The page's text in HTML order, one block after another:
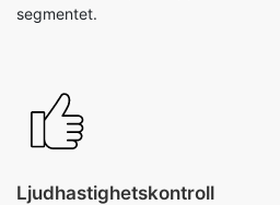
segmentet.
Ljudhastighetskontroll